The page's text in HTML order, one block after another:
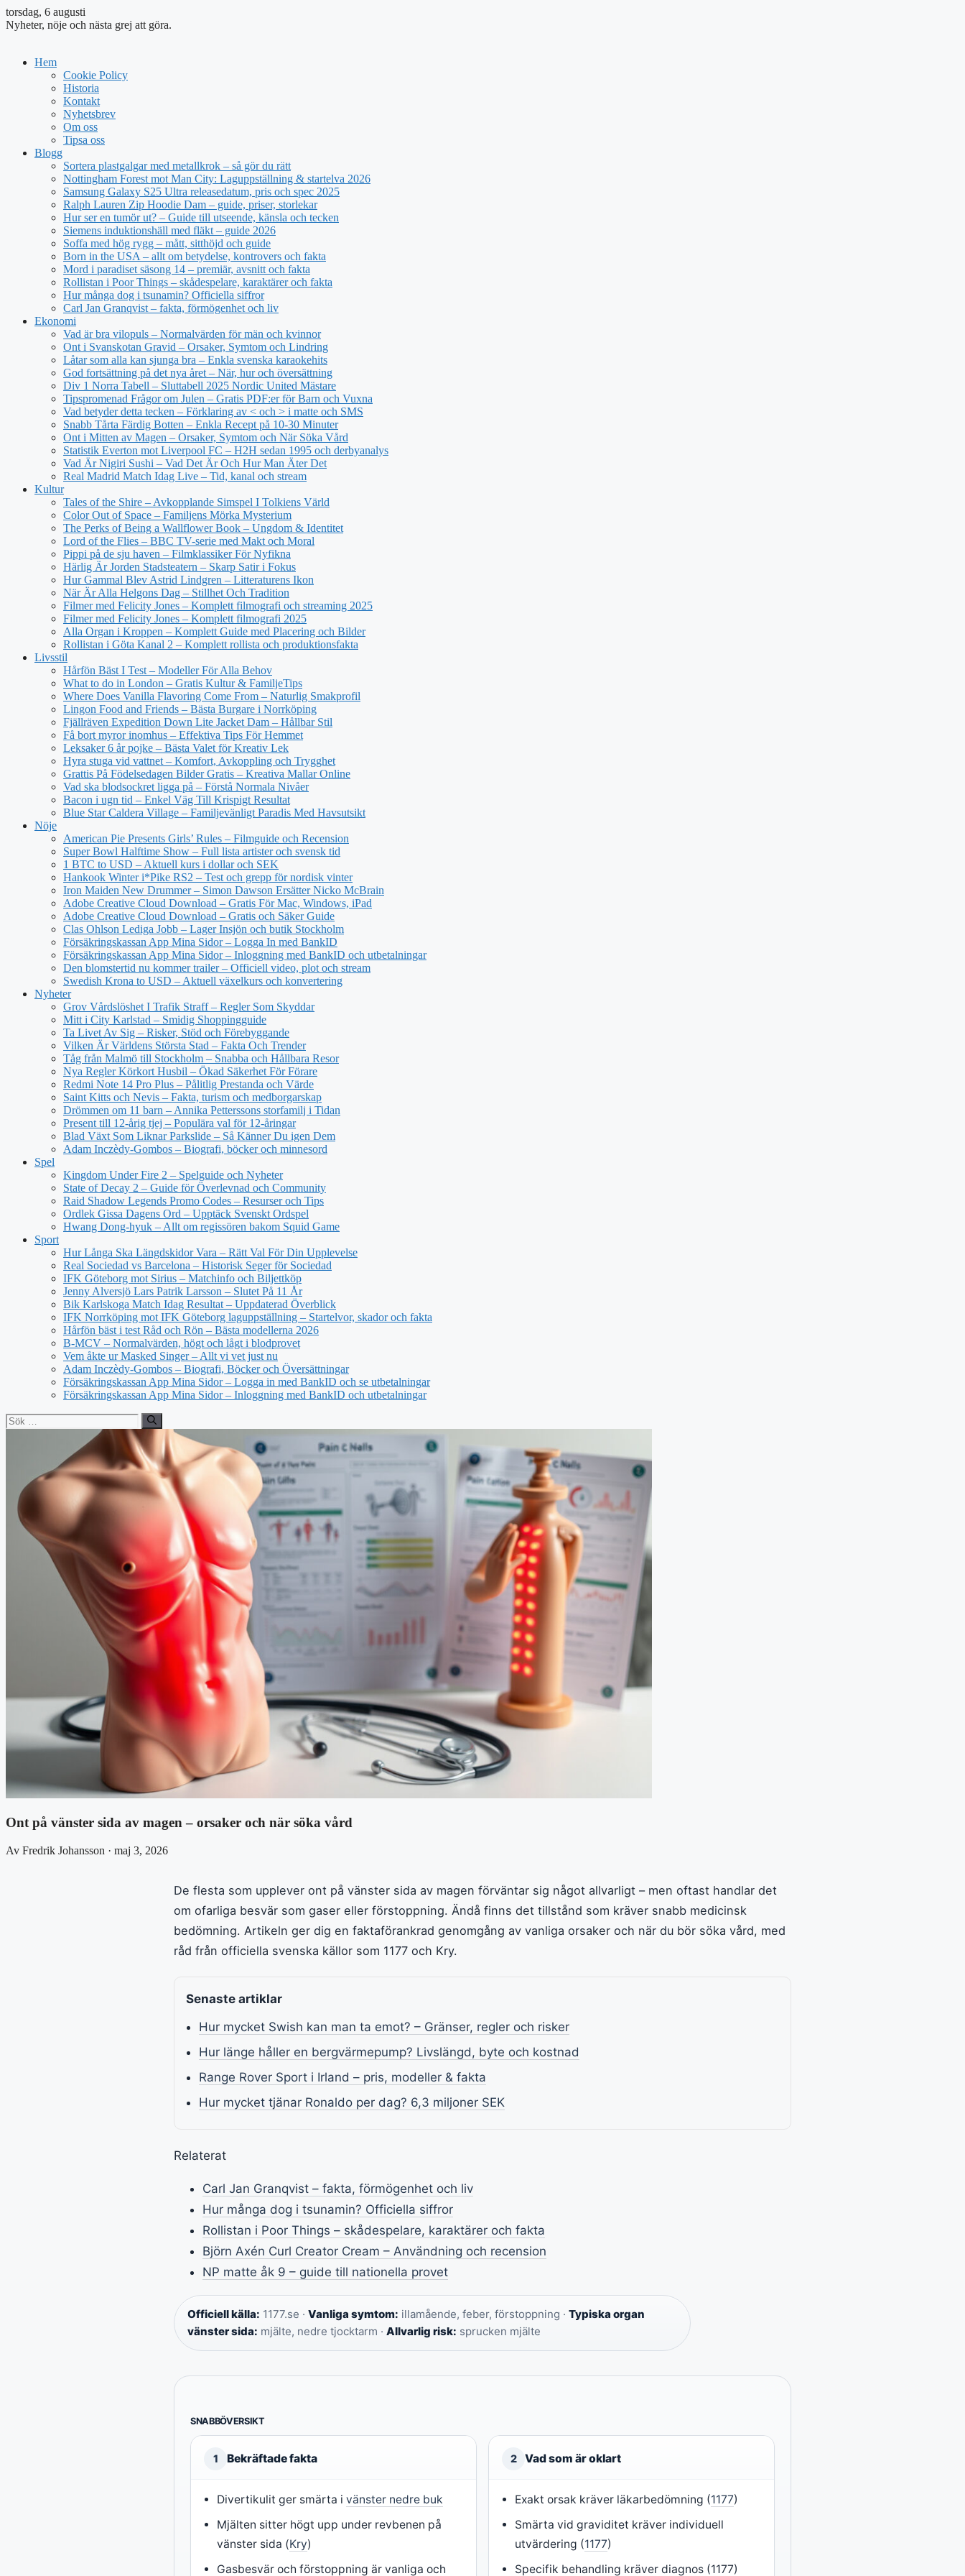
torsdag, 6 augusti
Nyheter, nöje och nästa grej att göra.
Hem
Cookie Policy
Historia
Kontakt
Nyhetsbrev
Om oss
Tipsa oss
Blogg
Sortera plastgalgar med metallkrok – så gör du rätt
Nottingham Forest mot Man City: Laguppställning & startelva 2026
Samsung Galaxy S25 Ultra releasedatum, pris och spec 2025
Ralph Lauren Zip Hoodie Dam – guide, priser, storlekar
Hur ser en tumör ut? – Guide till utseende, känsla och tecken
Siemens induktionshäll med fläkt – guide 2026
Soffa med hög rygg – mått, sitthöjd och guide
Born in the USA – allt om betydelse, kontrovers och fakta
Mord i paradiset säsong 14 – premiär, avsnitt och fakta
Rollistan i Poor Things – skådespelare, karaktärer och fakta
Hur många dog i tsunamin? Officiella siffror
Carl Jan Granqvist – fakta, förmögenhet och liv
Ekonomi
Vad är bra vilopuls – Normalvärden för män och kvinnor
Ont i Svanskotan Gravid – Orsaker, Symtom och Lindring
Låtar som alla kan sjunga bra – Enkla svenska karaokehits
God fortsättning på det nya året – När, hur och översättning
Div 1 Norra Tabell – Sluttabell 2025 Nordic United Mästare
Tipspromenad Frågor om Julen – Gratis PDF:er för Barn och Vuxna
Vad betyder detta tecken – Förklaring av < och > i matte och SMS
Snabb Tårta Färdig Botten – Enkla Recept på 10-30 Minuter
Ont i Mitten av Magen – Orsaker, Symtom och När Söka Vård
Statistik Everton mot Liverpool FC – H2H sedan 1995 och derbyanalys
Vad Är Nigiri Sushi – Vad Det Är Och Hur Man Äter Det
Real Madrid Match Idag Live – Tid, kanal och stream
Kultur
Tales of the Shire – Avkopplande Simspel I Tolkiens Värld
Color Out of Space – Familjens Mörka Mysterium
The Perks of Being a Wallflower Book – Ungdom & Identitet
Lord of the Flies – BBC TV-serie med Makt och Moral
Pippi på de sju haven – Filmklassiker För Nyfikna
Härlig Är Jorden Stadsteatern – Skarp Satir i Fokus
Hur Gammal Blev Astrid Lindgren – Litteraturens Ikon
När Är Alla Helgons Dag – Stillhet Och Tradition
Filmer med Felicity Jones – Komplett filmografi och streaming 2025
Filmer med Felicity Jones – Komplett filmografi 2025
Alla Organ i Kroppen – Komplett Guide med Placering och Bilder
Rollistan i Göta Kanal 2 – Komplett rollista och produktionsfakta
Livsstil
Hårfön Bäst I Test – Modeller För Alla Behov
What to do in London – Gratis Kultur & FamiljeTips
Where Does Vanilla Flavoring Come From – Naturlig Smakprofil
Lingon Food and Friends – Bästa Burgare i Norrköping
Fjällräven Expedition Down Lite Jacket Dam – Hållbar Stil
Få bort myror inomhus – Effektiva Tips För Hemmet
Leksaker 6 år pojke – Bästa Valet för Kreativ Lek
Hyra stuga vid vattnet – Komfort, Avkoppling och Trygghet
Grattis På Födelsedagen Bilder Gratis – Kreativa Mallar Online
Vad ska blodsockret ligga på – Förstå Normala Nivåer
Bacon i ugn tid – Enkel Väg Till Krispigt Resultat
Blue Star Caldera Village – Familjevänligt Paradis Med Havsutsikt
Nöje
American Pie Presents Girls’ Rules – Filmguide och Recension
Super Bowl Halftime Show – Full lista artister och svensk tid
1 BTC to USD – Aktuell kurs i dollar och SEK
Hankook Winter i*Pike RS2 – Test och grepp för nordisk vinter
Iron Maiden New Drummer – Simon Dawson Ersätter Nicko McBrain
Adobe Creative Cloud Download – Gratis För Mac, Windows, iPad
Adobe Creative Cloud Download – Gratis och Säker Guide
Clas Ohlson Lediga Jobb – Lager Insjön och butik Stockholm
Försäkringskassan App Mina Sidor – Logga In med BankID
Försäkringskassan App Mina Sidor – Inloggning med BankID och utbetalningar
Den blomstertid nu kommer trailer – Officiell video, plot och stream
Swedish Krona to USD – Aktuell växelkurs och konvertering
Nyheter
Grov Vårdslöshet I Trafik Straff – Regler Som Skyddar
Mitt i City Karlstad – Smidig Shoppingguide
Ta Livet Av Sig – Risker, Stöd och Förebyggande
Vilken Är Världens Största Stad – Fakta Och Trender
Tåg från Malmö till Stockholm – Snabba och Hållbara Resor
Nya Regler Körkort Husbil – Ökad Säkerhet För Förare
Redmi Note 14 Pro Plus – Pålitlig Prestanda och Värde
Saint Kitts och Nevis – Fakta, turism och medborgarskap
Drömmen om 11 barn – Annika Petterssons storfamilj i Tidan
Present till 12-årig tjej – Populära val för 12-åringar
Blad Växt Som Liknar Parkslide – Så Känner Du igen Dem
Adam Inczèdy-Gombos – Biografi, böcker och minnesord
Spel
Kingdom Under Fire 2 – Spelguide och Nyheter
State of Decay 2 – Guide för Överlevnad och Community
Raid Shadow Legends Promo Codes – Resurser och Tips
Ordlek Gissa Dagens Ord – Upptäck Svenskt Ordspel
Hwang Dong-hyuk – Allt om regissören bakom Squid Game
Sport
Hur Långa Ska Längdskidor Vara – Rätt Val För Din Upplevelse
Real Sociedad vs Barcelona – Historisk Seger för Sociedad
IFK Göteborg mot Sirius – Matchinfo och Biljettköp
Jenny Alversjö Lars Patrik Larsson – Slutet På 11 År
Bik Karlskoga Match Idag Resultat – Uppdaterad Överblick
IFK Norrköping mot IFK Göteborg laguppställning – Startelvor, skador och fakta
Hårfön bäst i test Råd och Rön – Bästa modellerna 2026
B-MCV – Normalvärden, högt och lågt i blodprovet
Vem åkte ur Masked Singer – Allt vi vet just nu
Adam Inczèdy-Gombos – Biografi, Böcker och Översättningar
Försäkringskassan App Mina Sidor – Logga in med BankID och se utbetalningar
Försäkringskassan App Mina Sidor – Inloggning med BankID och utbetalningar
Sök
efter:
Ont på vänster sida av magen – orsaker och när söka vård
Av Fredrik Johansson · maj 3, 2026
De flesta som upplever ont på vänster sida av magen förväntar sig något allvarligt – men oftast handlar det
om ofarliga besvär som gaser eller förstoppning. Ändå finns det tillstånd som kräver snabb medicinsk
bedömning. Artikeln ger dig en faktaförankrad genomgång av vanliga orsaker och när du bör söka vård, med
råd från officiella svenska källor som 1177 och Kry.
Senaste artiklar
Hur mycket Swish kan man ta emot? – Gränser, regler och risker
Hur länge håller en bergvärmepump? Livslängd, byte och kostnad
Range Rover Sport i Irland – pris, modeller & fakta
Hur mycket tjänar Ronaldo per dag? 6,3 miljoner SEK
Relaterat
Carl Jan Granqvist – fakta, förmögenhet och liv
Hur många dog i tsunamin? Officiella siffror
Rollistan i Poor Things – skådespelare, karaktärer och fakta
Björn Axén Curl Creator Cream – Användning och recension
NP matte åk 9 – guide till nationella provet
Officiell källa: 1177.se · Vanliga symtom: illamående, feber, förstoppning · Typiska organ
vänster sida: mjälte, nedre tjocktarm · Allvarlig risk: sprucken mjälte
SNABBÖVERSIKT
1 Bekräftade fakta
Divertikulit ger smärta ivänster nedre buk
Mjälten sitter högt upp under revbenen på
vänster sida (Kry)
Gasbesvär och förstoppning är vanliga och
2 Vad som är oklart
Exakt orsak kräver läkarbedömning (1177)
Smärta vid graviditet kräver individuell
utvärdering (1177)
Specifik behandling kräver diagnos (1177)